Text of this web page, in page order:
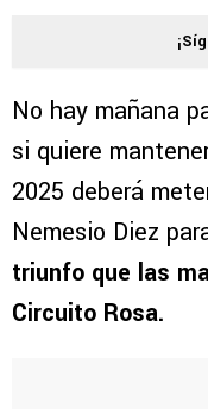
No hay mañana
si quiere
2025 deberá
Nemesio Diez
triunfo que las
Circuito Rosa.